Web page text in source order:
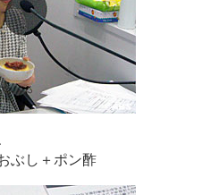
ぶし＋ポン酢